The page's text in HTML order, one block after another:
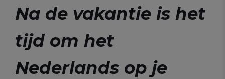
Na de vakantie is het
tijd om het
Nederlands op je